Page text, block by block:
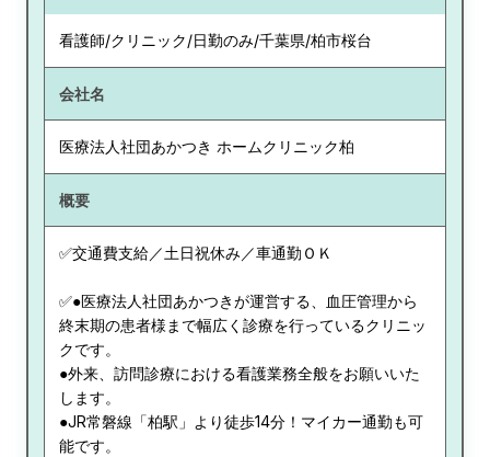
看護師/クリニック/日勤のみ/千葉県/柏市桜台
会社名
医療法人社団あかつき ホームクリニック柏
概要
✅交通費支給／土日祝休み／車通勤ＯＫ
✅●医療法人社団あかつきが運営する、血圧管理から
終末期の患者様まで幅広く診療を行っているクリニッ
クです。
●外来、訪問診療における看護業務全般をお願いいた
します。
●JR常磐線「柏駅」より徒歩14分！マイカー通勤も可
能です。